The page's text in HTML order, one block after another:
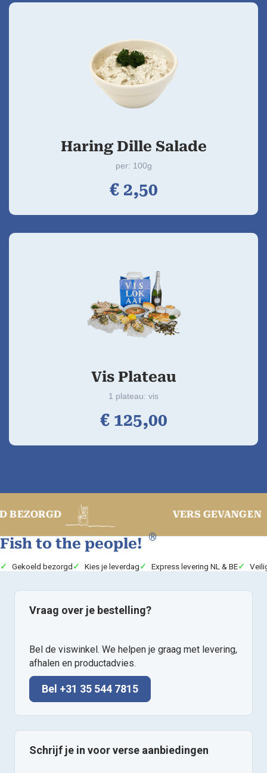
Haring Dille Salade
per: 100g
€2,50
Vis Plateau
1 plateau: vis
€125,00
VERS GEVANGEN
Fish to the people! ®
Gekoeld bezorgd Kies je leverdag Express levering NL & BE
Vraag over je bestelling?
Bel de viswinkel. We helpen je graag met levering,
afhalen en productadvies.
Bel +31 35 544 7815
Schrijf je in voor verse aanbiedingen